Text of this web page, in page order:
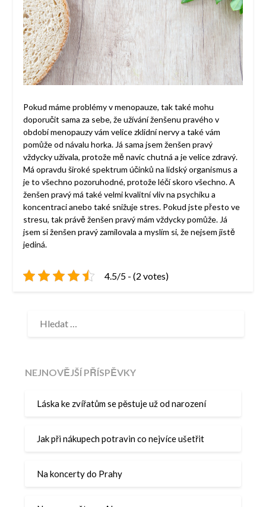
Pokud máme problémy v menopauze, tak také mohu
doporučit sama za sebe, že užívání ženšenu pravého v
období menopauzy vám velice zklidní nervy a také vám
pomůže od návalu horka. Já sama jsem ženšen pravý
vždycky užívala, protože mě navíc chutná a je velice zdravý.
Má opravdu široké spektrum účinků na lidský organismus a
je to všechno pozoruhodné, protože léčí skoro všechno. A
ženšen pravý má také velmi kvalitní vliv na psychiku a
koncentraci anebo také snižuje stres. Pokud jste přesto ve
stresu, tak právě ženšen pravý mám vždycky pomůže. Já
jsem si ženšen pravý zamilovala a myslím si, že nejsem jistě
jediná.
4.5/5 - (2 votes)
NEJNOVĚJŠÍ PŘÍSPĚVKY
Láska ke zvířatům se pěstuje už od narození
Jak při nákupech potravin co nejvíce ušetřit
Na koncerty do Prahy